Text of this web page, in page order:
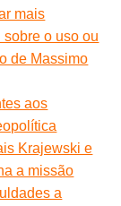
mais
o uso ou
de Massimo
aos
Krajewski e
a missão
a